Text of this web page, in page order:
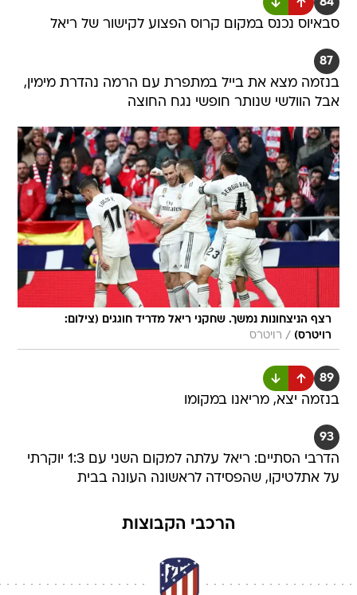
סבאיוס נכנס במקום קרוס הפצוע לקישור של ריאל
87
בנזמה מצא את בייל במתפרת עם הרמה נהדרת מימין,
אבל הוולשי שנותר חופשי נגח החוצה
רצף הניצחונות נמשך. שחקני ריאל מדריד חוגגים (צילום:
רויטרס) / רויטרס
89
בנזמה יצא, מריאנו במקומו
93
הדרבי הסתיים: ריאל עלתה למקום השני עם 1:3 יוקרתי
על אתלטיקו, שהפסידה לראשונה העונה בבית
הרכבי הקבוצות